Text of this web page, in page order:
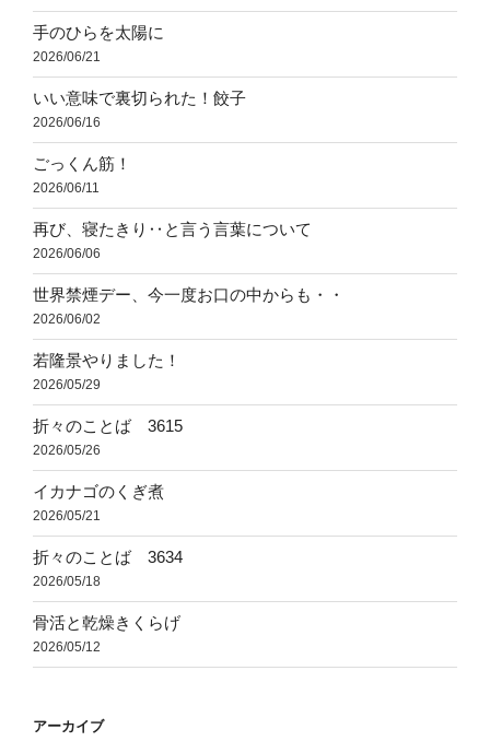
手のひらを太陽に
2026/06/21
いい意味で裏切られた！餃子
2026/06/16
ごっくん筋！
2026/06/11
再び、寝たきり‥と言う言葉について
2026/06/06
世界禁煙デー、今一度お口の中からも・・
2026/06/02
若隆景やりました！
2026/05/29
折々のことば 3615
2026/05/26
イカナゴのくぎ煮
2026/05/21
折々のことば 3634
2026/05/18
骨活と乾燥きくらげ
2026/05/12
アーカイブ